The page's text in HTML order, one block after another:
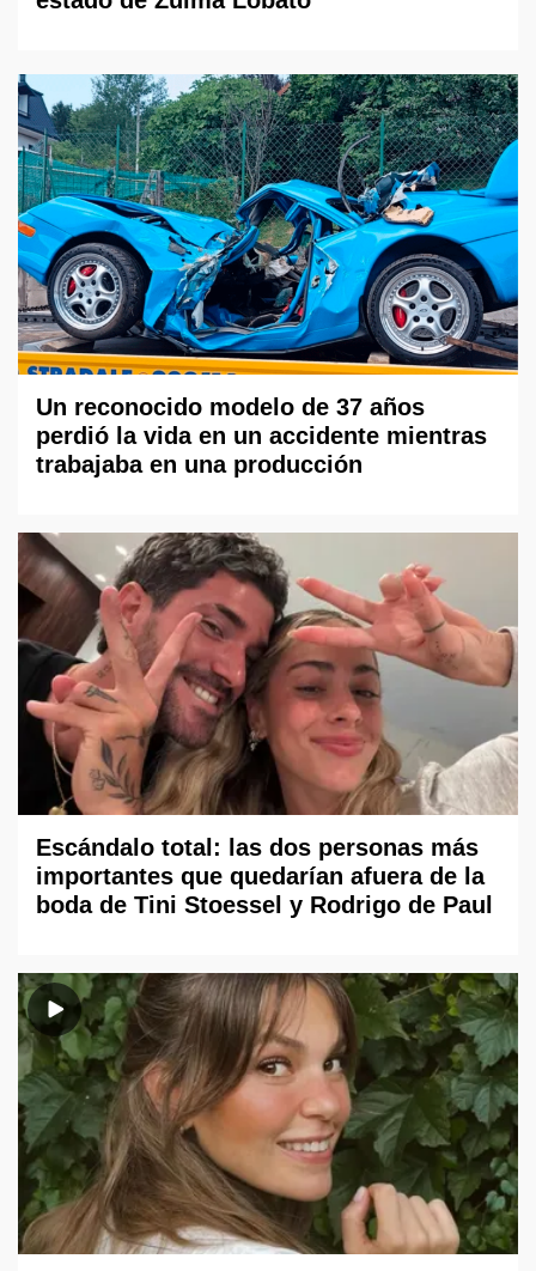
Un reconocido modelo de 37 años
perdió la vida en un accidente mientras
trabajaba en una producción
Escándalo total: las dos personas más
importantes que quedarían afuera de la
boda de Tini Stoessel y Rodrigo de Paul